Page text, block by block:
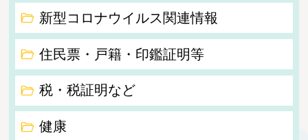
新型コロナウイルス関連情報
住民票・戸籍・印鑑証明等
税・税証明など
健康